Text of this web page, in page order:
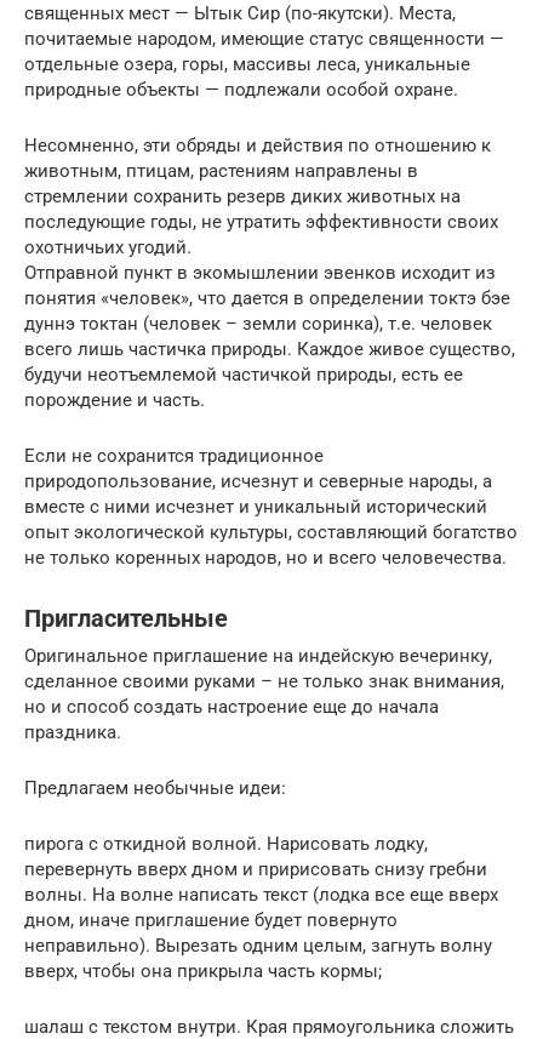
священных мест — Ытык Сир (по-якутски). Места,
почитаемые народом, имеющие статус священности —
отдельные озера, горы, массивы леса, уникальные
природные объекты — подлежали особой охране.
Несомненно, эти обряды и действия по отношению к
животным, птицам, растениям направлены в
стремлении сохранить резерв диких животных на
последующие годы, не утратить эффективности своих
охотничьих угодий.
Отправной пункт в экомышлении эвенков исходит из
понятия «человек», что дается в определении токтэ бэе
дуннэ токтан (человек – земли соринка), т.е. человек
всего лишь частичка природы. Каждое живое существо,
будучи неотъемлемой частичкой природы, есть ее
порождение и часть.
Если не сохранится традиционное
природопользование, исчезнут и северные народы, а
вместе с ними исчезнет и уникальный исторический
опыт экологической культуры, составляющий богатство
не только коренных народов, но и всего человечества.
Пригласительные
Оригинальное приглашение на индейскую вечеринку,
сделанное своими руками – не только знак внимания,
но и способ создать настроение еще до начала
праздника.
Предлагаем необычные идеи:
пирога с откидной волной. Нарисовать лодку,
перевернуть вверх дном и пририсовать снизу гребни
волны. На волне написать текст (лодка все еще вверх
дном, иначе приглашение будет повернуто
неправильно). Вырезать одним целым, загнуть волну
вверх, чтобы она прикрыла часть кормы;
шалаш с текстом внутри. Края прямоугольника сложить